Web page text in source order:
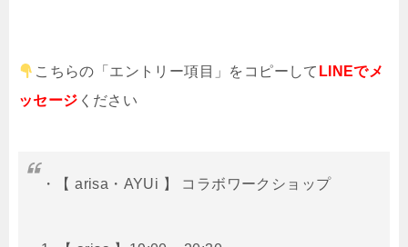
こちらの「エントリー項目」をコピーして LINEでメ
ッセージ ください
・【 arisa・AYUi 】 コラボワークショップ